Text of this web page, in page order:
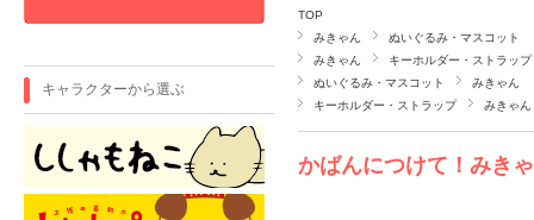
TOP
みきゃん
ぬいぐるみ・マスコット
みきゃん
キーホルダー・ストラップ
ぬいぐるみ・マスコット
みきゃん
キーホルダー・ストラップ
みきゃん
かばんにつけて！みき
キャラクターから選ぶ